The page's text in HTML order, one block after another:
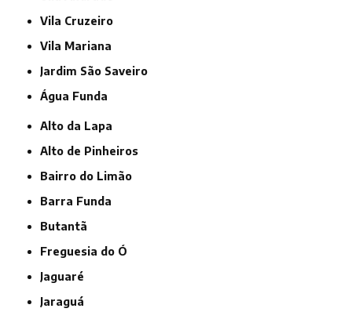
Vila Cruzeiro
Vila Mariana
jardim São Saveiro
Água Funda
Alto da Lapa
Alto de Pinheiros
Bairro do Limão
Barra Funda
Butantã
Freguesia do Ó
Jaguaré
Jaraguá